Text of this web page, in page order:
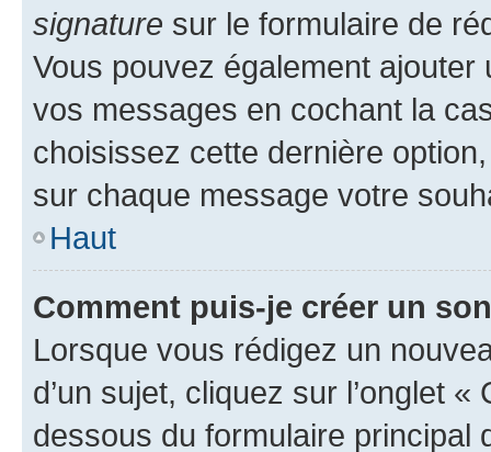
signature sur le formulaire de
Vous pouvez également
vos messages en cochant la
choisissez cette dernière
sur chaque message votre
Haut
Comment puis-je créer un
Lorsque vous rédigez un
d’un sujet, cliquez sur l’onglet
dessous du formulaire principal